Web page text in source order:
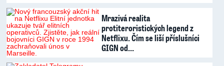
Mrazivá realita
protiteroristických legend z
Netflixu. Čím se liší příslušníci
GIGN od…